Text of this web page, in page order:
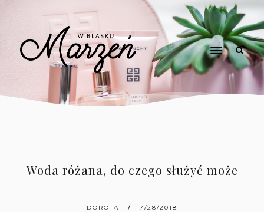
Woda różana, do czego służyć może
DOROTA 7/28/2018